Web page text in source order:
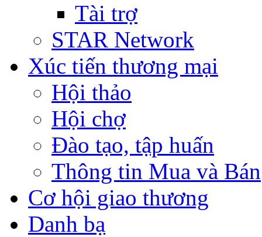
Tài trợ
STAR Network
Xúc tiến thương mại
Hội thảo
Hội chợ
Đào tạo, tập huấn
Thông tin Mua và Bán
Cơ hội giao thương
Danh bạ